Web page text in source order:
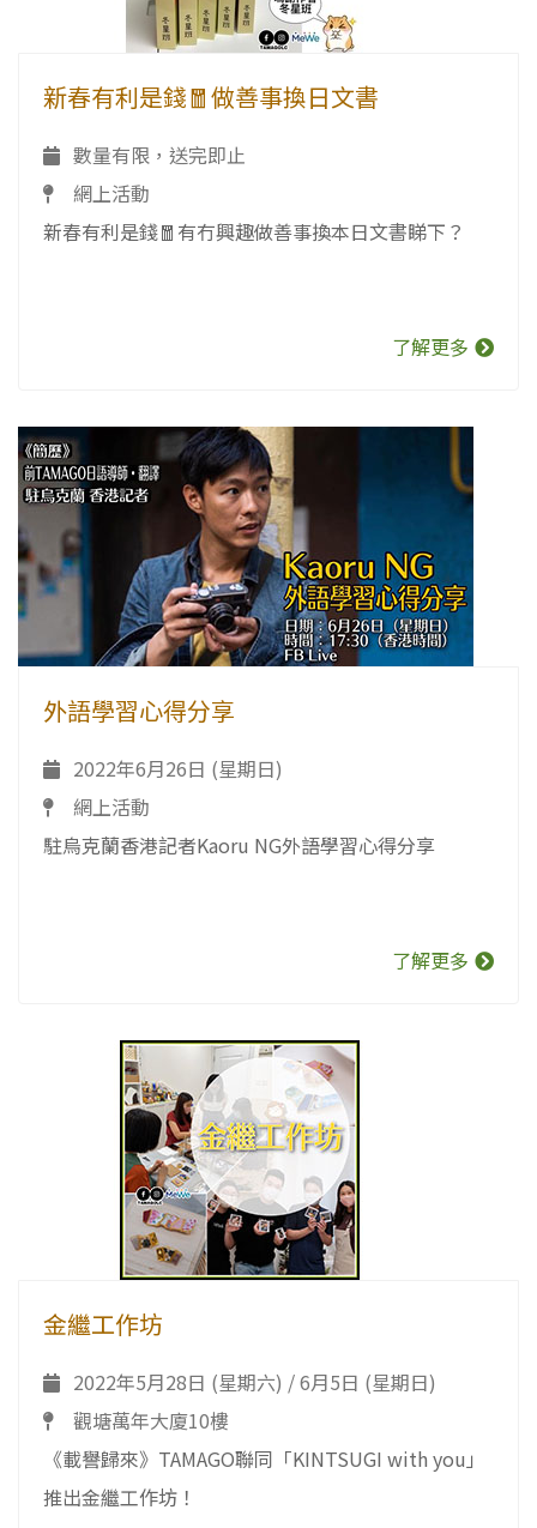
新春有利是錢🧧做善事換日文書
數量有限，送完即止
網上活動
新春有利是錢🧧有冇興趣做善事換本日文書睇下？
了解更多
外語學習心得分享
2022年6月26日 (星期日)
網上活動
駐烏克蘭香港記者Kaoru NG外語學習心得分享
了解更多
金繼工作坊
2022年5月28日 (星期六) / 6月5日 (星期日)
觀塘萬年大廈10樓
《載譽歸來》TAMAGO聯同「KINTSUGI with you」
推出金繼工作坊！